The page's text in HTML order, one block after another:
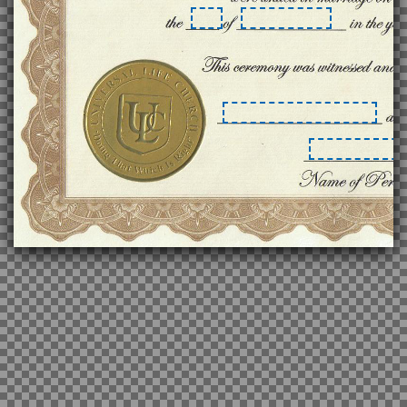
Animated GIFs
Posters
Documents
Traffic Signs
Ticket
United Kingdom